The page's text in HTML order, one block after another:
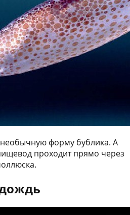
форму бублика. А
проходит прямо через